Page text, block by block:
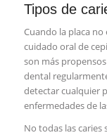
Tipos de
Cuando la placa
cuidado oral de
son más
dental
detectar cualquier
enfermedades de
No todas las caries